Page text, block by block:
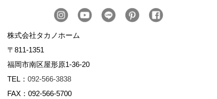
株式会社タカノホーム
〒811-1351
福岡市南区屋形原1-36-20
TEL： 092-566-3838
FAX：092-566-5700